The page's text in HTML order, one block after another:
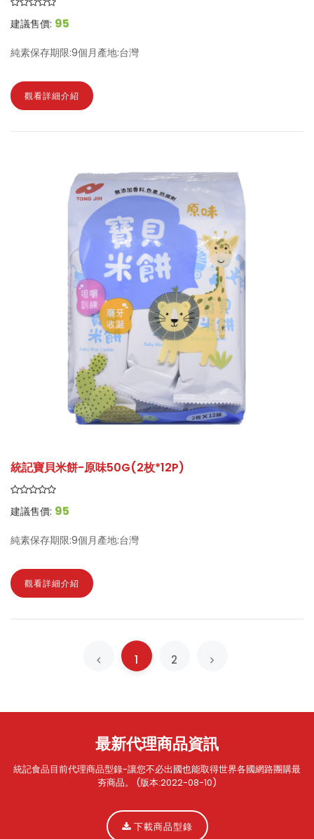
建議售價: 95
純素保存期限:9個月產地:台灣
觀看詳細介紹
統記寶貝米餅-原味50G(2枚*12P)
建議售價: 95
純素保存期限:9個月產地:台灣
觀看詳細介紹
1 2
最新代理商品資訊
統記食品目前代理商品型錄-讓您不必出國也能取得世界各國網路團購最
夯商品。 (版本:2022-08-10)
下載商品型錄